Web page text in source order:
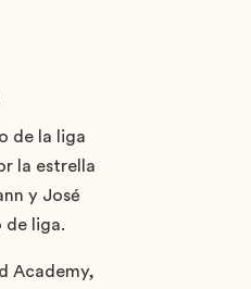
de la liga
la estrella
y José
de liga.
Academy,